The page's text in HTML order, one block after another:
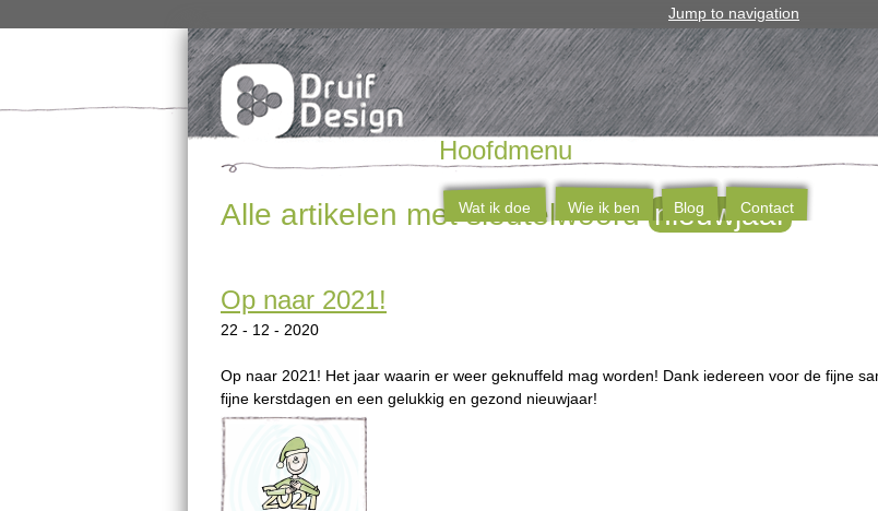
Jump to navigation
Alle artikelen met sleutelwoordnieuwjaar
Op naar 2021!
22 - 12 - 2020
Op naar 2021! Het jaar waarin er weer geknuffeld mag worden! Dank iedereen voor de fijne
fijne kerstdagen en een gelukkig en gezond nieuwjaar!
Hoofdmenu
Wat ik doe Wie ik ben Blog Contact